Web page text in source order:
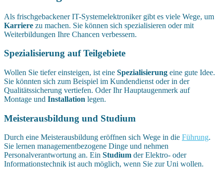
Als frischgebackener IT-Systemelektroniker gibt es viele Wege, um
Karriere zu machen. Sie können sich spezialisieren oder mit
Weiterbildungen Ihre Chancen verbessern.
Spezialisierung auf Teilgebiete
Wollen Sie tiefer einsteigen, ist eine Spezialisierung eine gute Idee.
Sie könnten sich zum Beispiel im Kundendienst oder in der
Qualitätssicherung vertiefen. Oder Ihr Hauptaugenmerk auf
Montage und Installation legen.
Meisterausbildung und Studium
Durch eine Meisterausbildung eröffnen sich Wege in die Führung.
Sie lernen managementbezogene Dinge und nehmen
Personalverantwortung an. Ein Studium der Elektro- oder
Informationstechnik ist auch möglich, wenn Sie zur Uni wollen.